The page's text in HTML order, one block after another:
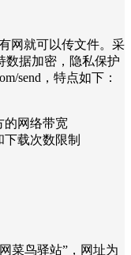
网就可以传文件。采
数据加密，隐私保护
send，特点如下：
的网络带宽
载次数限制
菜鸟驿站”，网址为